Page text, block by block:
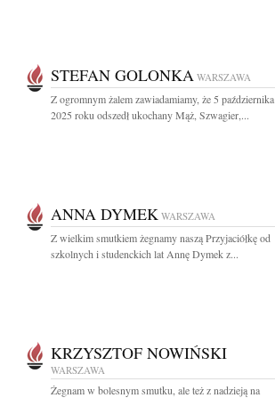
STEFAN GOLONKA WARSZAWA
Z ogromnym żalem zawiadamiamy, że 5 października
2025 roku odszedł ukochany Mąż, Szwagier,...
ANNA DYMEK WARSZAWA
Z wielkim smutkiem żegnamy naszą Przyjaciółkę od
szkolnych i studenckich lat Annę Dymek z...
KRZYSZTOF NOWIŃSKI
WARSZAWA
Żegnam w bolesnym smutku, ale też z nadzieją na